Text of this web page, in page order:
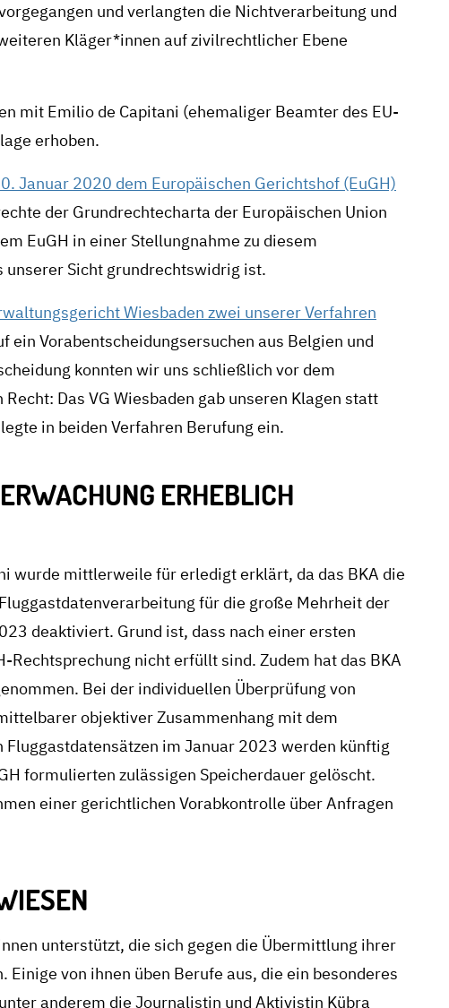
und verlangten die Nichtverarbeitung und
Kläger*innen auf zivilrechtlicher Ebene
mit Emilio de Capitani (ehemaliger Beamter des EU-
erhoben.
Januar 2020 dem Europäischen Gerichtshof (EuGH)
der Grundrechtecharta der Europäischen Union
EuGH in einer Stellungnahme zu diesem
Sicht grundrechtswidrig ist.
Wiesbaden zwei unserer Verfahren
ein Vorabentscheidungsersuchen aus Belgien und
konnten wir uns schließlich vor dem
Das VG Wiesbaden gab unseren Klagen statt
in beiden Verfahren Berufung ein.
ERHEBLICH
wurde mittlerweile für erledigt erklärt, da das BKA die
für die große Mehrheit der
deaktiviert. Grund ist, dass nach einer ersten
nicht erfüllt sind. Zudem hat das BKA
Bei der individuellen Überprüfung von
objektiver Zusammenhang mit dem
im Januar 2023 werden künftig
formulierten zulässigen Speicherdauer gelöscht.
einer gerichtlichen Vorabkontrolle über Anfragen
unterstützt, die sich gegen die Übermittlung ihrer
von ihnen üben Berufe aus, die ein besonderes
anderem die Journalistin und Aktivistin Kübra